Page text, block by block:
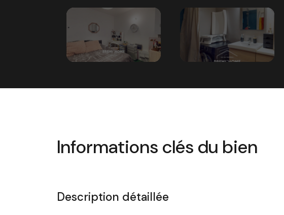
Informations clés du bien
Description détaillée